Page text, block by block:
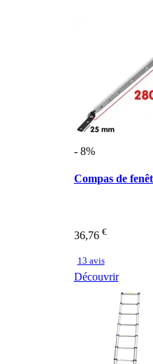
- 8%
Compas de
36,76 €
13 avis
Découvrir